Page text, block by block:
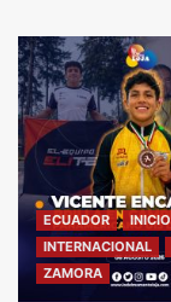
ECUADOR
INICIO
INTERNACIONAL
ZAMORA